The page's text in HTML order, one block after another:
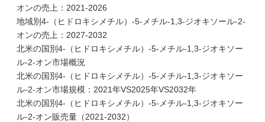
オンの売上：2021-2026
地域別4-（ヒドロキシメチル）-5-メチル-1,3-ジオキソール-2-
オンの売上：2027-2032
北米の国別4-（ヒドロキシメチル）-5-メチル-1,3-ジオキソー
ル-2-オン市場概況
北米の国別4-（ヒドロキシメチル）-5-メチル-1,3-ジオキソー
ル-2-オン市場規模：2021年VS2025年VS2032年
北米の国別4-（ヒドロキシメチル）-5-メチル-1,3-ジオキソー
ル-2-オン販売量（2021-2032）